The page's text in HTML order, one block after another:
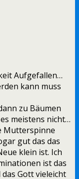
Aufgefallen…
kann muss
zu Bäumen
meistens nicht…
Mutterspinne
gut das das
klein ist. Ich
ist das
Gott vieleicht